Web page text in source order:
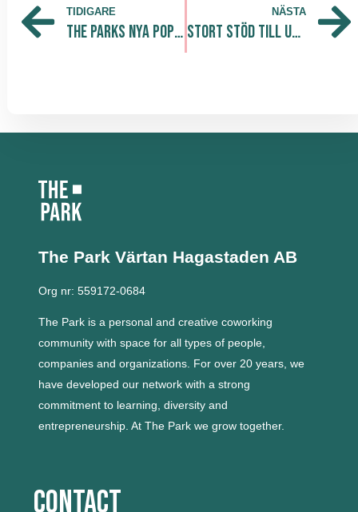
TIDIGARE
The Parks nya PopUp-koncept aktiverar ledig kapacitet i kontor.
NÄSTA
Stort stöd till Ukraina och UNHCR för Sverige
The Park Värtan Hagastaden AB
Org nr: 559172-0684
The Park is a personal and creative coworking
community with space for all types of people,
companies and organizations. For over 20 years, we
have developed our network with a strong
commitment to learning, diversity and
entrepreneurship. At The Park we grow together.
Contact